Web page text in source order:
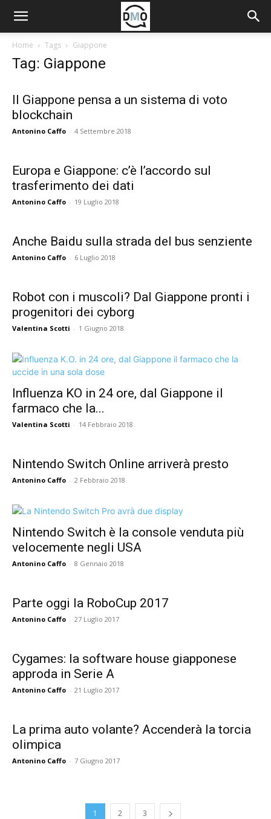
Home Tags Giappone
Tag: Giappone
Il Giappone pensa a un sistema di voto
blockchain
Antonino Caffo - 4 Settembre 2018
Europa e Giappone: c’è l’accordo sul
trasferimento dei dati
Antonino Caffo - 19 Luglio 2018
Anche Baidu sulla strada del bus senziente
Antonino Caffo - 6 Luglio 2018
Robot con i muscoli? Dal Giappone pronti i
progenitori dei cyborg
Valentina Scotti - 1 Giugno 2018
Influenza KO in 24 ore, dal Giappone il
farmaco che la...
Valentina Scotti - 14 Febbraio 2018
Nintendo Switch Online arriverà presto
Antonino Caffo - 2 Febbraio 2018
Nintendo Switch è la console venduta più
velocemente negli USA
Antonino Caffo - 8 Gennaio 2018
Parte oggi la RoboCup 2017
Antonino Caffo - 27 Luglio 2017
Cygames: la software house giapponese
approda in Serie A
Antonino Caffo - 21 Luglio 2017
La prima auto volante? Accenderà la torcia
olimpica
Antonino Caffo - 7 Giugno 2017
1 2 3